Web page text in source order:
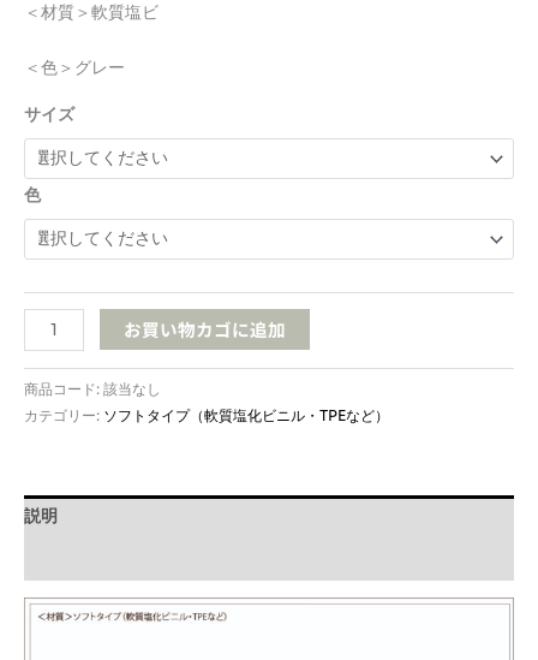
＜材質＞軟質塩ビ
＜色＞グレー
サイズ
色
PCB10S
ボ
ル
ト
余
ン
ナ
ッ
お買い物カゴに追加
商品コード:該当なし
カテゴリー: ソフトタイプ（軟質塩化ビニル・TPEなど）
説明